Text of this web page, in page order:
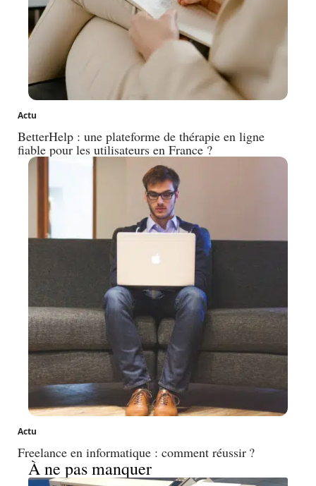
Actu
BetterHelp : une plateforme de thérapie en ligne
fiable pour les utilisateurs en France ?
Actu
Freelance en informatique : comment réussir ?
À ne pas manquer